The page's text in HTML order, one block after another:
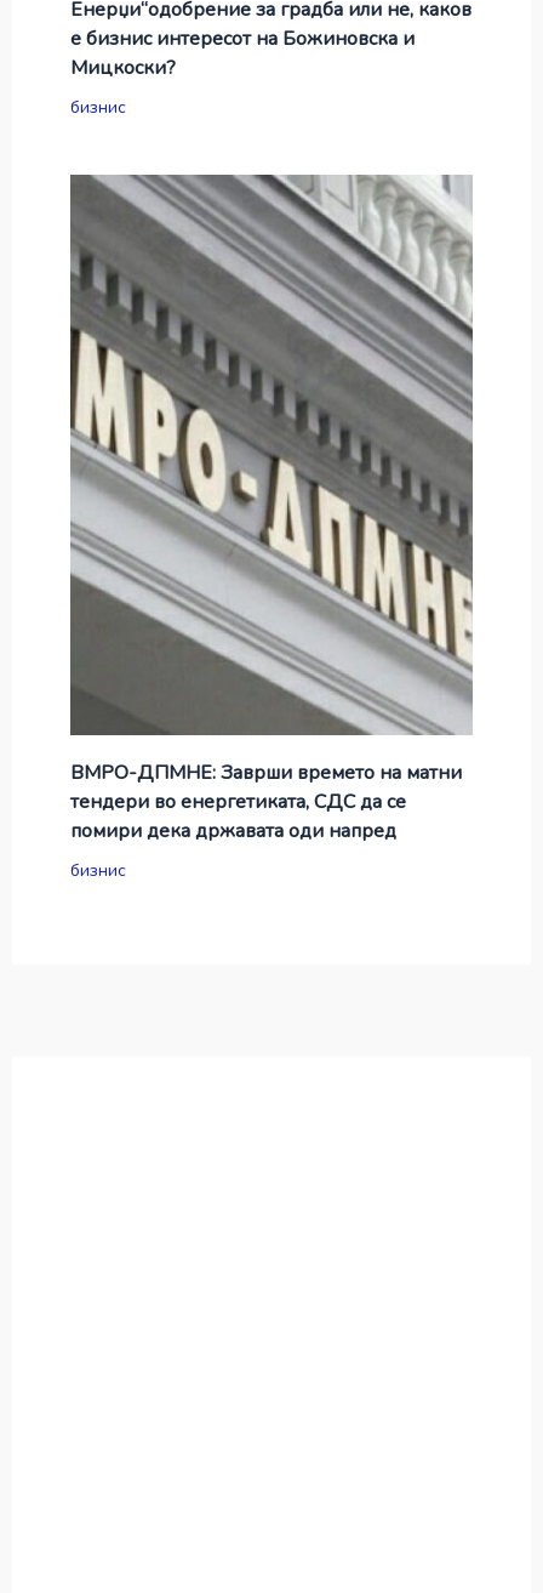
Енерџи“одобрение за градба или не, каков
е бизнис интересот на Божиновска и
Мицкоски?
бизнис
ВМРО-ДПМНЕ: Заврши времето на матни
тендери во енергетиката, СДС да се
помири дека државата оди напред
бизнис